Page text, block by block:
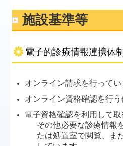
リハビリ施設
初診のご案内
交通案内
予防接種
施設基準等
電子的診療情報連携体
オンライン請求を行ってい
オンライン資格確認を行う
電子資格確認を利用して
その他必要な診療情報
たは処置室で閲覧、ま